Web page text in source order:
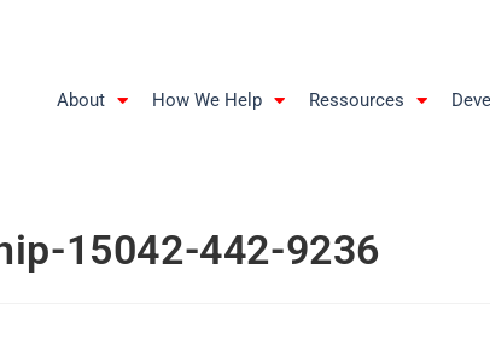
About How We Help Ressources
15042-442-9236